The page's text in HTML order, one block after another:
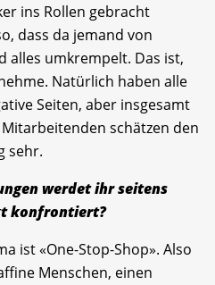
ins Rollen gebracht
dass da jemand von
alles umkrempelt. Das ist,
Natürlich haben alle
Seiten, aber insgesamt
schätzen den
sehr.
werdet ihr seitens
konfrontiert?
ist «One-Stop-Shop». Also
Menschen, einen